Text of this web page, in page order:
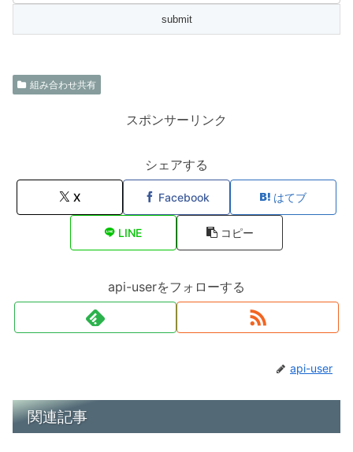
組み合わせ共有
スポンサーリンク
シェアする
X Facebook はてブ
LINE コピー
api-userをフォローする
api-user
関連記事